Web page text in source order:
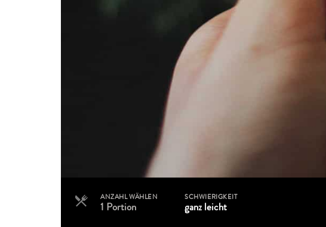
ANZAHL WÄHLEN
1 PortionPortion
SCHWIERIGKEIT
ganz leicht